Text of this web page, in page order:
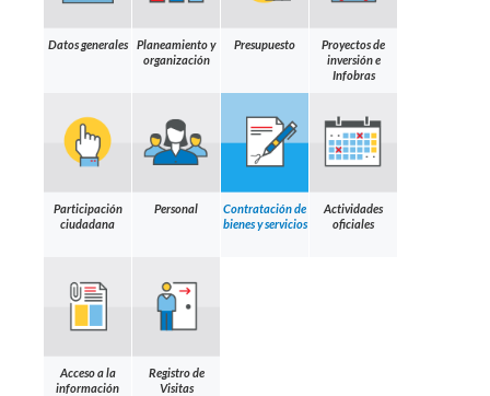
Datos generales
Planeamiento y
organización
Presupuesto
Proyectos de
inversión e
Infobras
Participación
ciudadana
Personal
Contratación de
bienes y servicios
Actividades
oficiales
Acceso a la
información
Registro de
Visitas